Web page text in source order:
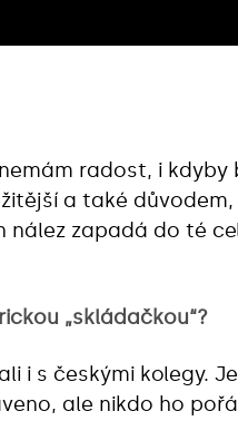
radost, i kdyby
a také
zapadá do té
„skládačkou“?
i s českými kolegy.
ale nikdo ho